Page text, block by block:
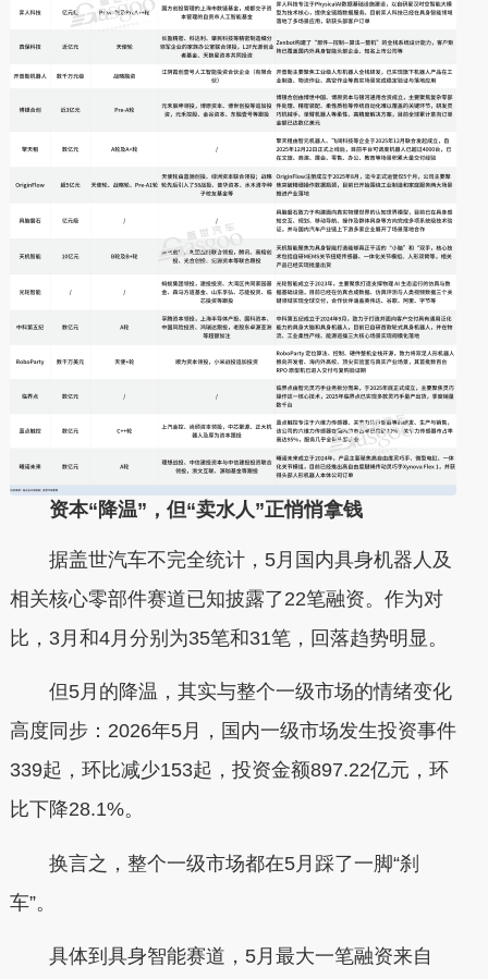
资本“降温”，但“卖水人”正悄悄拿钱
据盖世汽车不完全统计，5月国内具身机器人及
相关核心零部件赛道已知披露了22笔融资。作为对
比，3月和4月分别为35笔和31笔，回落趋势明显。
但5月的降温，其实与整个一级市场的情绪变化
高度同步：2026年5月，国内一级市场发生投资事件
339起，环比减少153起，投资金额897.22亿元，环
比下降28.1%。
换言之，整个一级市场都在5月踩了一脚“刹
车”。
具体到具身智能赛道，5月最大一笔融资来自